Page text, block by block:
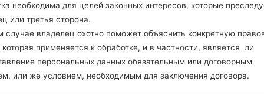
16M цветов
Аккумулятор и клавиатура
Не съемный Li-Ion 7900
-
Интерфейсы
версия 4.0, A2DP, LE
необходима для целей законных интересов, которые
или третья сторона.
случае владелец охотно поможет объяснить конкретную
применяется к обработке, и в частности, является ли
персональных данных обязательным или договорным
или же условием, необходимым для заключения договора.